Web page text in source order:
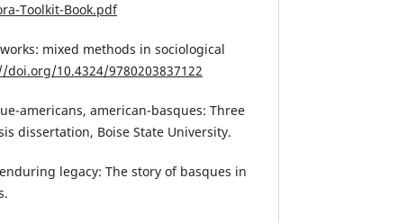
Toolkit-Book.pdf
mixed methods in sociological
doi.org/10.4324/9780203837122
americans, american-basques: Three
dissertation, Boise State University.
legacy: The story of basques in